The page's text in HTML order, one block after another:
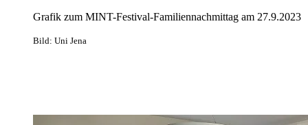
Grafik zum MINT-Festival-Familiennachmittag am 27.9.2023
Bild: Uni Jena